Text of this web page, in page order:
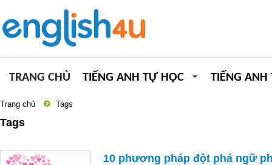
TRANG CHỦ TIẾNG ANH TỰ HỌC TIẾNG ANH
Trang chủ Tags
Tags
10 phương pháp đột phá ngữ